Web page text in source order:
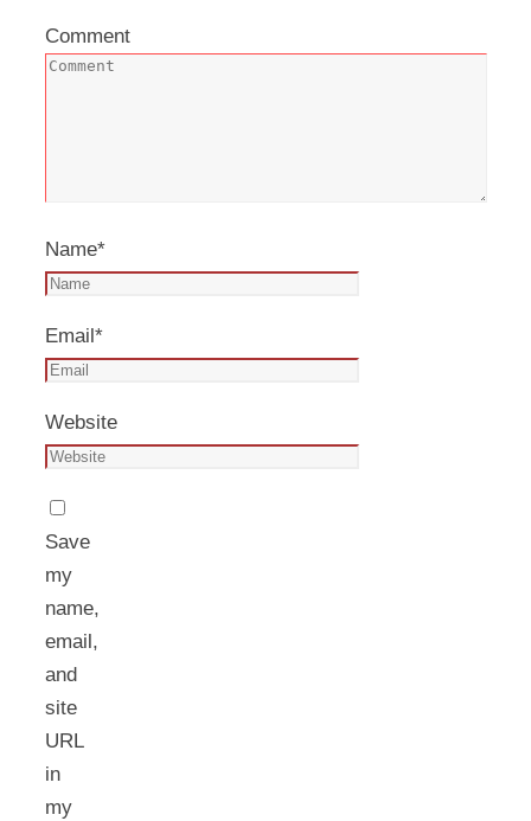
Comment
Name*
Email*
Website
Save
my
name,
email,
and
site
URL
in
my